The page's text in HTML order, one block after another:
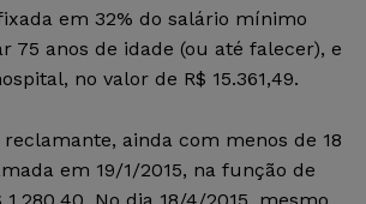
em 32% do salário mínimo
75 anos de idade (ou até falecer), e
no valor de R$ 15.361,49.
ainda com menos de 18
em 19/1/2015, na função de